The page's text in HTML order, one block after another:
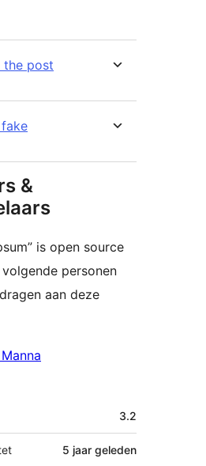
the post
&
is open source
personen
aan deze
3.2
5 jaar geleden